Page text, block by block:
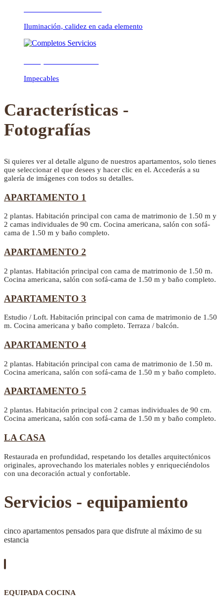
Iluminación, calidez en cada elemento
Impecables
Características -
Fotografías
Si quieres ver al detalle alguno de nuestros apartamentos, solo tienes
que seleccionar el que desees y hacer clic en el. Accederás a su
galería de imágenes con todos su detalles.
APARTAMENTO 1
2 plantas. Habitación principal con cama de matrimonio de 1.50 m y
2 camas individuales de 90 cm. Cocina americana, salón con sofá-
cama de 1.50 m y baño completo.
APARTAMENTO 2
2 plantas. Habitación principal con cama de matrimonio de 1.50 m.
Cocina americana, salón con sofá-cama de 1.50 m y baño completo.
APARTAMENTO 3
Estudio / Loft. Habitación principal con cama de matrimonio de 1.50
m. Cocina americana y baño completo. Terraza / balcón.
APARTAMENTO 4
2 plantas. Habitación principal con cama de matrimonio de 1.50 m.
Cocina americana, salón con sofá-cama de 1.50 m y baño completo.
APARTAMENTO 5
2 plantas. Habitación principal con 2 camas individuales de 90 cm.
Cocina americana, salón con sofá-cama de 1.50 m y baño completo.
LA CASA
Restaurada en profundidad, respetando los detalles arquitectónicos
originales, aprovechando los materiales nobles y enriqueciéndolos
con una decoración actual y confortable.
Servicios - equipamiento
cinco apartamentos pensados para que disfrute al máximo de su
estancia
EQUIPADA COCINA